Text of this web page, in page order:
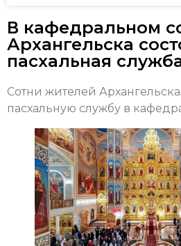
В кафедральном
Архангельска
пасхальная
Сотни жителей
пасхальную службу в